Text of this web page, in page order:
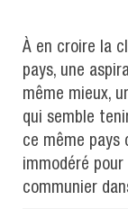
À en croire la
pays, une
même mieux,
qui semble
ce même pays
immodéré
communier